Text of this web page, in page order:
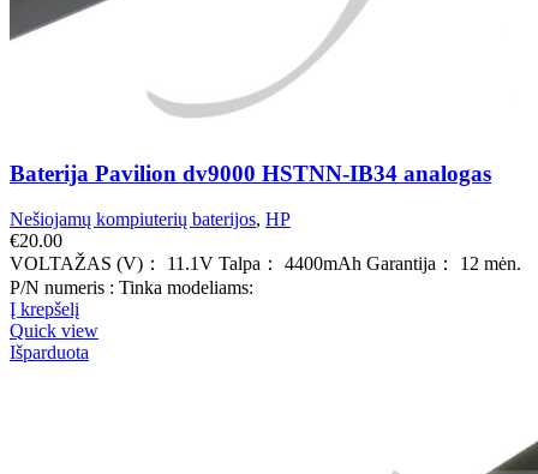
Baterija Pavilion dv9000 HSTNN-IB34 analogas
Nešiojamų kompiuterių baterijos, HP
€20.00
VOLTAŽAS (V)： 11.1V Talpa： 4400mAh Garantija： 12 mėn.
P/N numeris : Tinka modeliams:
Į krepšelį
Quick view
Išparduota